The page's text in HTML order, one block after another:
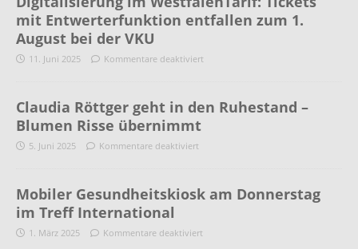
mit Entwerterfunktion entfallen zum 1.
August bei der VKU
11. Juni 2025 Kommentare deaktiviert
Claudia Röttger geht in den Ruhestand –
Blumen Risse übernimmt
5. Juni 2025 Kommentare deaktiviert
Mobiler Gesundheitskiosk am Donnerstag
im Treff International
1. März 2025 Kommentare deaktiviert